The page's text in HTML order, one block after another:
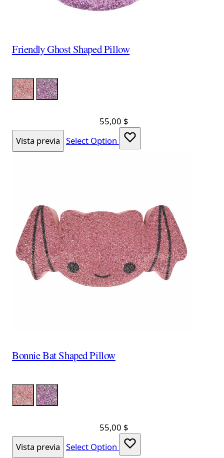
Friendly Ghost Shaped Pillow
Color
LumPinkLumLavanda
55,00 $
Vista previa Select Option
Bonnie Bat Shaped Pillow
Color
LumPinkLumLavanda
55,00 $
Vista previa Select Option